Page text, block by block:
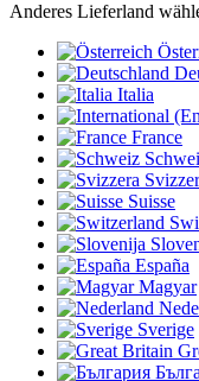
Anderes Lieferland
Italia
France
Suisse
España
Magyar
Sverige